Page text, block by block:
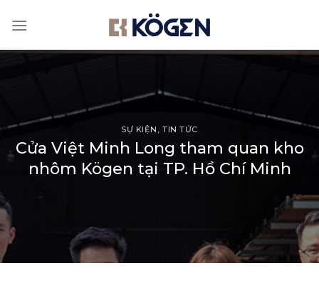
SỰ KIỆN ,TIN TỨC
Cửa Việt Minh Long tham quan kho
nhôm Kögen tại TP. Hồ Chí Minh